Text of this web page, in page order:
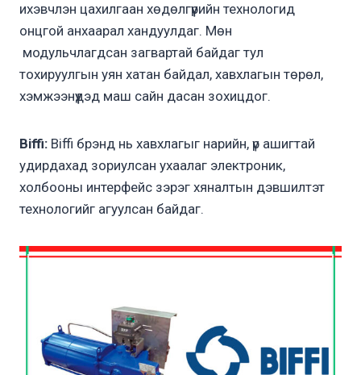
ихэвчлэн цахилгаан хөдөлгүүрийн технологид
онцгой анхаарал хандуулдаг. Мөн
модульчлагдсан загвартай байдаг тул
тохируулгын уян хатан байдал, хавхлагын төрөл,
хэмжээнүүдэд маш сайн дасан зохицдог.
Biffi: Biffi брэнд нь хавхлагыг нарийн, үр ашигтай
удирдахад зориулсан ухаалаг электроник,
холбооны интерфейс зэрэг хяналтын дэвшилтэт
технологийг агуулсан байдаг.